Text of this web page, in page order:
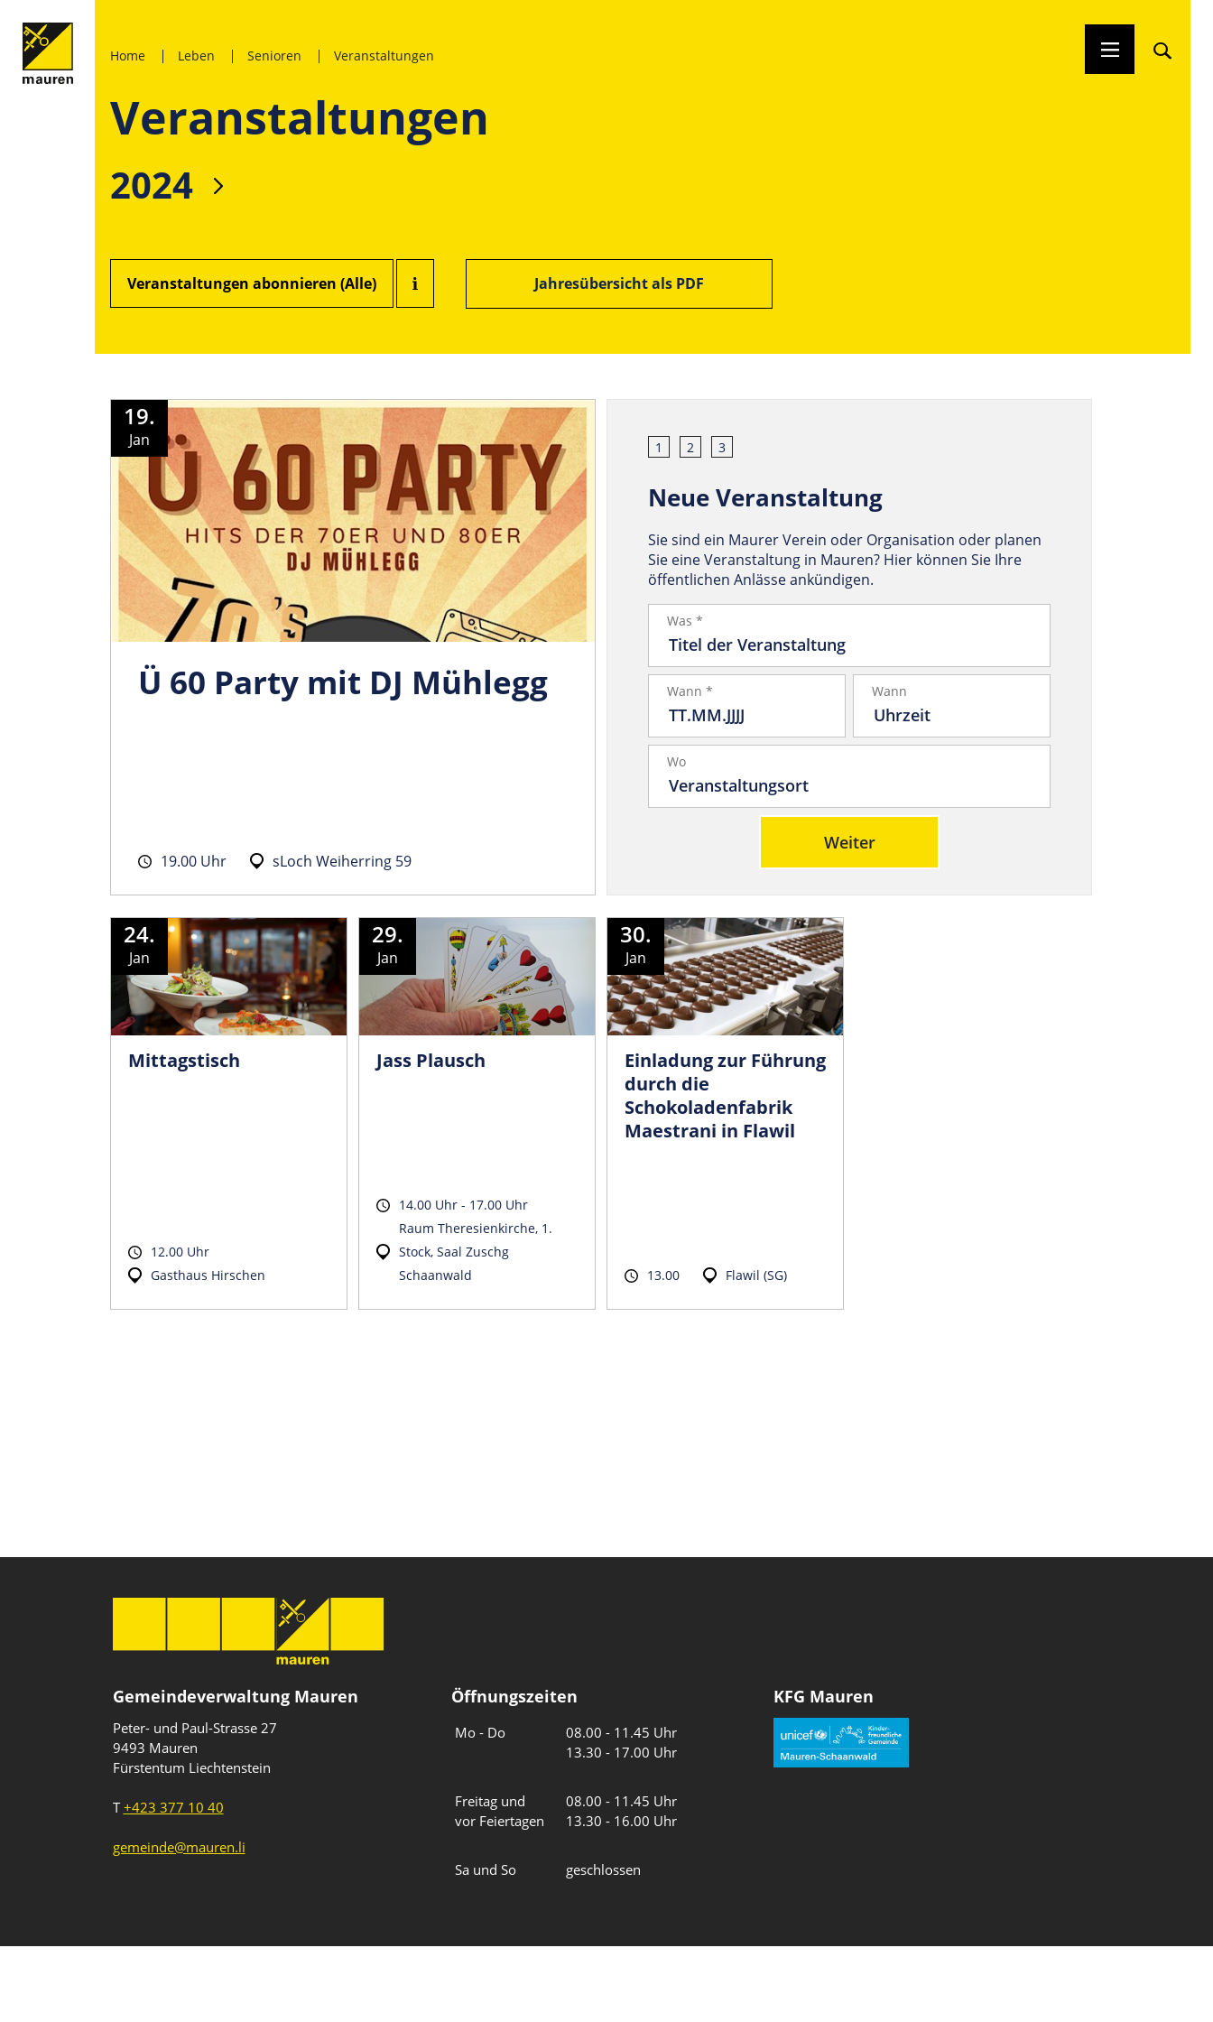
Home Leben Senioren Veranstaltungen
Veranstaltungen
2024
Veranstaltungen abonnieren (Alle) Jahresübersicht als PDF
19.
Jan
Ü 60 Party mit DJ Mühlegg
19.00 Uhr sLoch Weiherring 59
1 2 3
Neue Veranstaltung
Sie sind ein Maurer Verein oder Organisation oder planen
Sie eine Veranstaltung in Mauren? Hier können Sie Ihre
öffentlichen Anlässe ankündigen.
Was *
Wann * Wann
Wo
Weiter
24.
Jan
Mittagstisch
12.00 Uhr
Gasthaus Hirschen
29.
Jan
Jass Plausch
14.00 Uhr - 17.00 Uhr
Raum Theresienkirche, 1.
Stock, Saal Zuschg
Schaanwald
30.
Jan
Einladung zur Führung
durch die
Schokoladenfabrik
Maestrani in Flawil
13.00 Flawil (SG)
Gemeindeverwaltung Mauren
Peter- und Paul-Strasse 27
9493 Mauren
Fürstentum Liechtenstein
T+423 377 10 40
gemeinde@mauren.li
Öffnungszeiten
Mo - Do
08.00 - 11.45 Uhr
13.30 - 17.00 Uhr
Freitag und
vor Feiertagen
08.00 - 11.45 Uhr
13.30 - 16.00 Uhr
Sa und So geschlossen
KFG Mauren